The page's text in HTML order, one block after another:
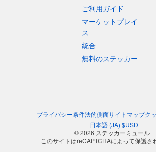
ご利用ガイド
マーケットプレイ
ス
統合
無料のステッカー
プライバシー条件法的側面サイトマップク
日本語(JA) $USD
© 2026 ステッカーミュール
このサイトはreCAPTCHAによって保護さ